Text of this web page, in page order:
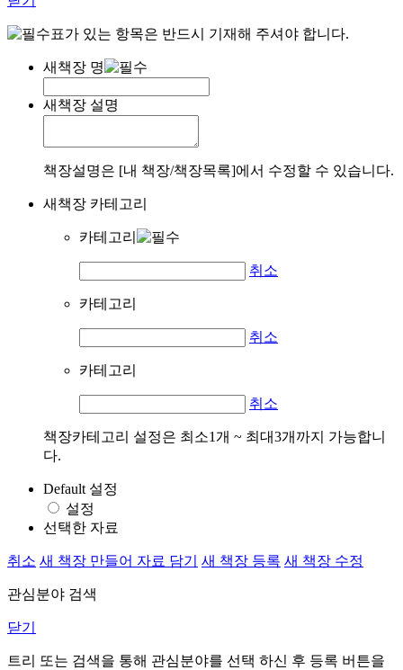
표가 있는 항목은 반드시 기재해 주셔야 합니다.
새책장 명
새책장 설명
책장설명은 [내 책장/책장목록]에서 수정할 수 있습니다.
새책장 카테고리
카테고리
취소
카테고리
취소
카테고리
취소
책장카테고리 설정은 최소1개 ~ 최대3개까지 가능합니
다.
Default 설정
설정
선택한 자료
취소 새 책장 만들어 자료 담기 새 책장 등록 새 책장 수정
관심분야 검색
닫기
트리 또는 검색을 통해 관심분야를 선택 하신 후 등록 버튼을